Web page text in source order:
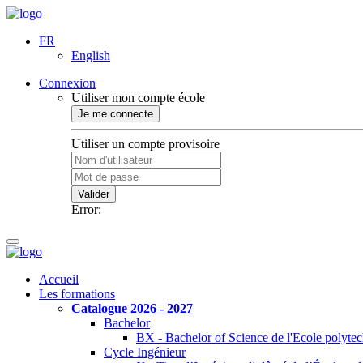
FR
English
Connexion
Utiliser mon compte école
Je me connecte
Utiliser un compte provisoire
Valider
Error:
Accueil
Les formations
Catalogue 2026 - 2027
Bachelor
BX - Bachelor of Science de l'Ecole
Cycle Ingénieur